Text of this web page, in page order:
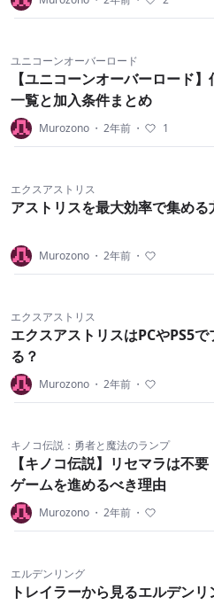
ユニコーンオーバーロード
【ユニコーンオーバーロード
一覧と加入条件まとめ
Murozono ・ 2年前 ・ 1
エクスアストリス
アストリスを最大効率で集める
Murozono ・ 2年前 ・
エクスアストリス
エクスアストリスはPCやPS5
る？
Murozono ・ 2年前 ・
キノコ伝説：勇者と魔法のランプ
【キノコ伝説】リセマラは不
ゲームを進めるべき理由
Murozono ・ 2年前 ・
エルデンリング
トレイラーから見るエルデンリ